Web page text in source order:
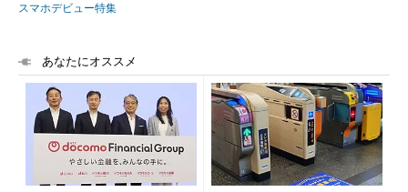
スマホデビュー特集
あなたにオススメ